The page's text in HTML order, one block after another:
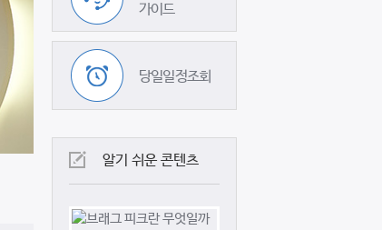
가이드
당일일정조회
알기 쉬운 콘텐츠